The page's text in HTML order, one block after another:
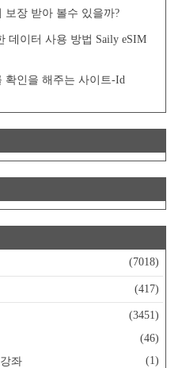
보장 받아 볼수 있을까?
데이터 사용 방법 Saily eSIM
확인을 해주는 사이트-Id
(7018)
(417)
(3451)
(46)
좌
(1)